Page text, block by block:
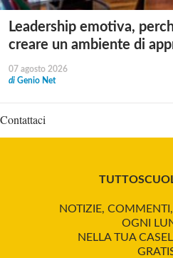
Leadership emotiva,
creare un ambiente di
07 agosto 2026
di Genio Net
Contattaci
NOTIZIE,
OGNI
NELLA TUA